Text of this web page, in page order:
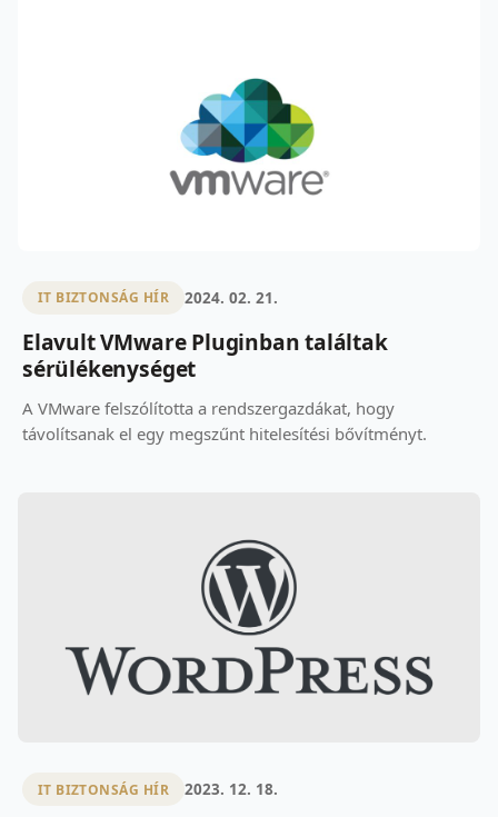
IT BIZTONSÁG HÍR 2024. 02. 21.
Elavult VMware Pluginban találtak
sérülékenységet
A VMware felszólította a rendszergazdákat, hogy
távolítsanak el egy megszűnt hitelesítési bővítményt.
IT BIZTONSÁG HÍR 2023. 12. 18.